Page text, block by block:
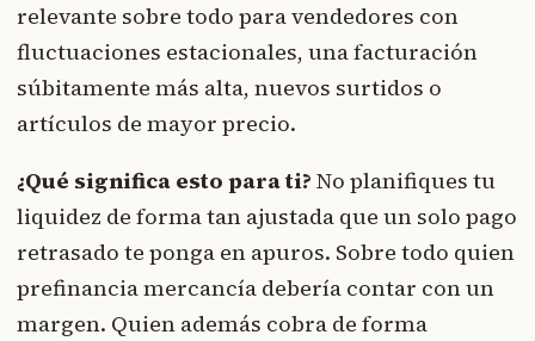
relevante sobre todo para vendedores con
fluctuaciones estacionales, una facturación
súbitamente más alta, nuevos surtidos o
artículos de mayor precio.
¿Qué significa esto para ti? No planifiques tu
liquidez de forma tan ajustada que un solo pago
retrasado te ponga en apuros. Sobre todo quien
prefinancia mercancía debería contar con un
margen. Quien además cobra de forma